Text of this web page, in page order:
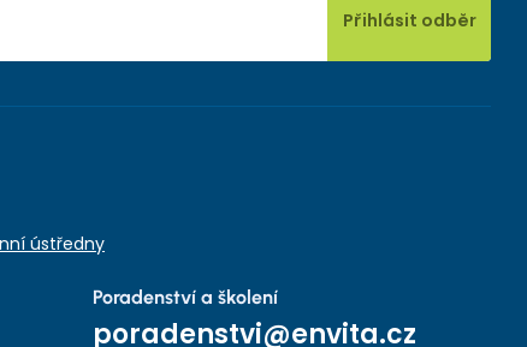
Přihlásit odběr
ústředny
Poradenství a školení
poradenstvi@envita.cz